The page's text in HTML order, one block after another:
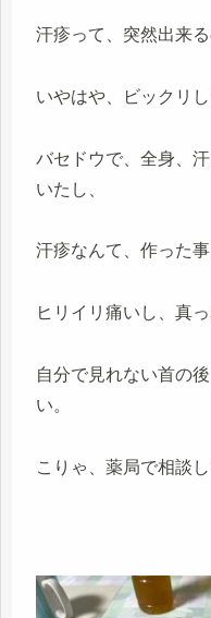
汗疹って、突然出来る
いやはや、ビックリし
バセドウで、全身、
いたし、
汗疹なんて、作った
ヒリイリ痛いし、真
自分で見れない首の
い。
こりゃ、薬局で相談